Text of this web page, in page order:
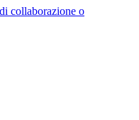
collaborazione o